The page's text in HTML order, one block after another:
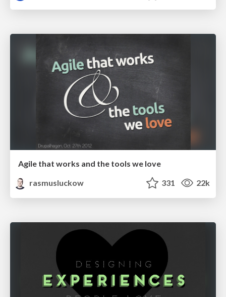
Agile that works and the tools we love
rasmusluckow
331 22k